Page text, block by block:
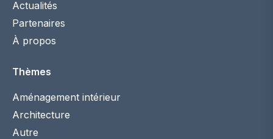
Actualités
Partenaires
À propos
Thèmes
Aménagement intérieur
Architecture
Autre